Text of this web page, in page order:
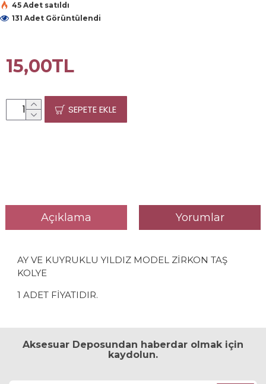
45 Adet satıldı
131 Adet Görüntülendi
15,00TL
SEPETE EKLE
Açıklama Yorumlar
AY VE KUYRUKLU YILDIZ MODEL ZİRKON TAŞ
KOLYE
1 ADET FİYATIDIR.
Aksesuar Deposundan haberdar olmak için
kaydolun.